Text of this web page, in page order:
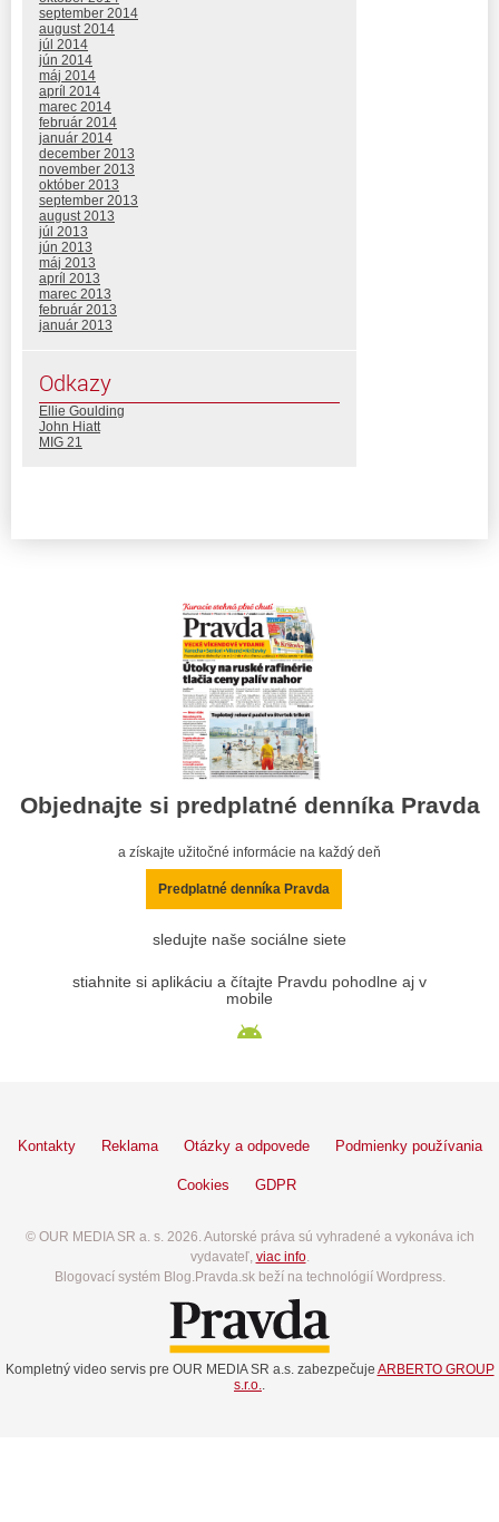
september 2014
august 2014
júl 2014
jún 2014
máj 2014
apríl 2014
marec 2014
február 2014
január 2014
december 2013
november 2013
október 2013
september 2013
august 2013
júl 2013
jún 2013
máj 2013
apríl 2013
marec 2013
február 2013
január 2013
Odkazy
Ellie Goulding
John Hiatt
MIG 21
Objednajte si predplatné denníka Pravda
a získajte užitočné informácie na každý deň
Predplatné denníka Pravda
sledujte naše sociálne siete
stiahnite si aplikáciu a čítajte Pravdu pohodlne aj v
mobile
Kontakty Reklama Otázky a odpovede Podmienky používania
Cookies GDPR
© OUR MEDIA SR a. s. 2026. Autorské práva sú vyhradené a vykonáva ich
vydavateľ, viac info.
Blogovací systém Blog.Pravda.sk beží na technológií Wordpress.
Kompletný video servis pre OUR MEDIA SR a.s. zabezpečuje ARBERTO GROUP
s.r.o.